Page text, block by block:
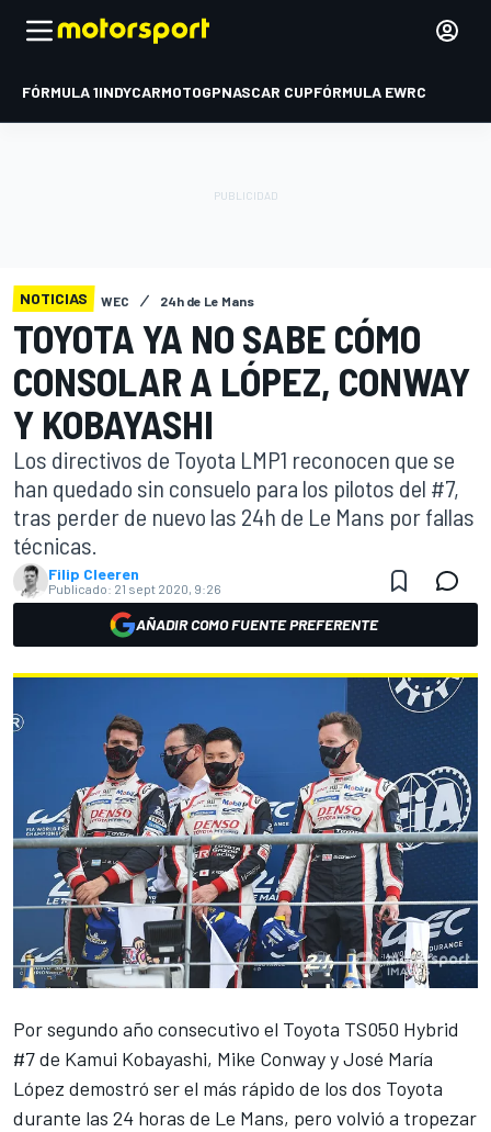
FÓRMULA 1INDYCARMOTOGPNASCAR CUPFÓRMULA EWRC
NOTICIAS WEC 24h de Le Mans
TOYOTA YA NO SABE CÓMO
CONSOLAR A LÓPEZ, CONWAY
Y KOBAYASHI
Los directivos de Toyota LMP1 reconocen que se
han quedado sin consuelo para los pilotos del #7,
tras perder de nuevo las 24h de Le Mans por fallas
técnicas.
Filip Cleeren
Publicado: 21 sept 2020, 9:26
AÑADIR COMO FUENTE PREFERENTE
Por segundo año consecutivo el Toyota TS050 Hybrid
#7 de Kamui Kobayashi, Mike Conway y José María
López demostró ser el más rápido de los dos Toyota
durante las 24 horas de Le Mans, pero volvió a tropezar